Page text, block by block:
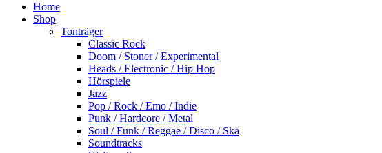
Home
Shop
Tonträger
Classic Rock
Doom / Stoner / Experimental
Heads / Electronic / Hip Hop
Hörspiele
Jazz
Pop / Rock / Emo / Indie
Punk / Hardcore / Metal
Soul / Funk / Reggae / Disco / Ska
Soundtracks